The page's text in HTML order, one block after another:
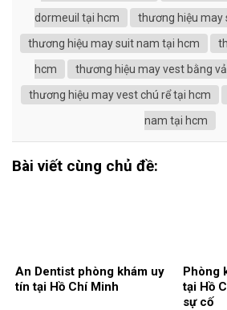
dormeuil tại hcm
thương hiệu may
thương hiệu may suit nam tại hcm
hcm
thương hiệu may vest bằng
thương hiệu may vest chú rể tại hcm
nam tại hcm
Bài viết cùng chủ đề:
An Dentist phòng khám uy
tín tại Hồ Chí Minh
Phòng
tại Hồ
sự cố